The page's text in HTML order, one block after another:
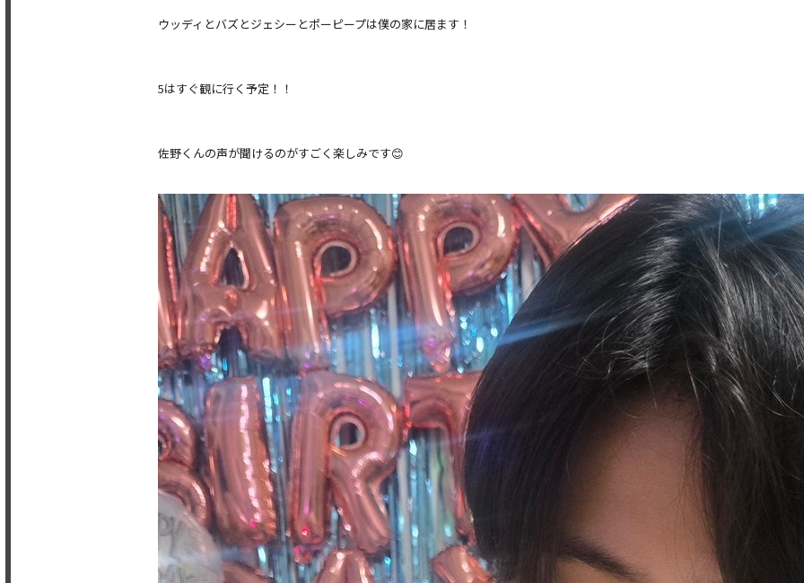
ウッディとバズとジェシーとポーピープは僕の家に居ます！
5はすぐ観に行く予定！！
佐野くんの声が聞けるのがすごく楽しみです😊